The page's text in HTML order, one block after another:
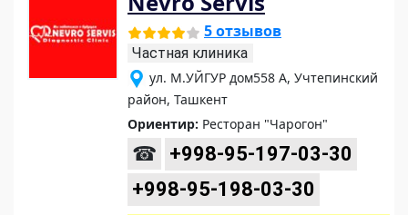
5 отзывов
Частная клиника
ул. М.УЙГУР дом558 А, Учтепинский
район, Ташкент
Ориентир: Ресторан "Чарогон"
☎
+998-95-197-03-30
+998-95-198-03-30